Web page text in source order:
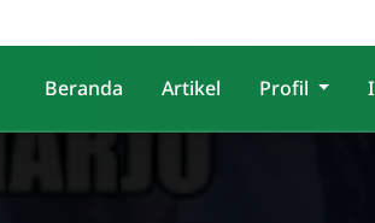
Beranda Artikel Profil